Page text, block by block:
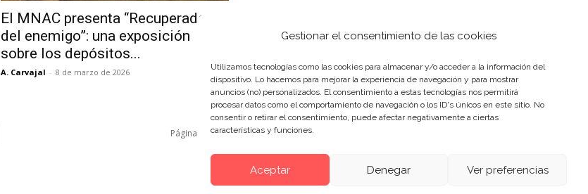
Gestionar el consentimiento de las cookies
Utilizamos tecnologías como las cookies para almacenar y/o acceder a la información del
dispositivo. Lo hacemos para mejorar la experiencia de navegación y para mostrar
anuncios (no) personalizados. El consentimiento a estas tecnologías nos permitirá
procesar datos como el comportamiento de navegación o los ID's únicos en este sitio. No
consentir o retirar el consentimiento, puede afectar negativamente a ciertas
características y funciones.
Aceptar Denegar Ver preferencias
El MNAC presenta “Recuperado
del enemigo”: una exposición
sobre los depósitos...
A. Carvajal - 8 de marzo de 2026 0
Página 5 de 24